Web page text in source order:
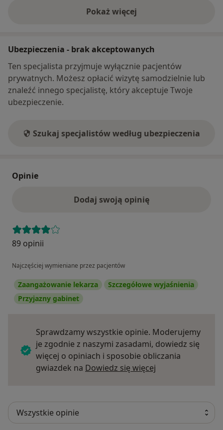
Pokaż więcej
o adresie
Ubezpieczenia - brak akceptowanych
Ten specjalista przyjmuje wyłącznie pacjentów
prywatnych. Możesz opłacić wizytę samodzielnie lub
znaleźć innego specjalistę, który akceptuje Twoje
ubezpieczenie.
Szukaj specjalistów według ubezpieczenia
Opinie
Dodaj swoją opinię
89 opinii
Najczęściej wymieniane przez pacjentów
Zaangażowanie lekarza
Szczegółowe wyjaśnienia
Przyjazny gabinet
Sprawdzamy wszystkie opinie. Moderujemy
je zgodnie z naszymi zasadami, dowiedz się
więcej o opiniach i sposobie obliczania
gwiazdek na Dowiedz się więcej